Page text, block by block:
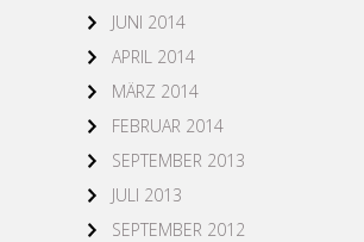
JUNI 2014
APRIL 2014
MÄRZ 2014
FEBRUAR 2014
SEPTEMBER 2013
JULI 2013
SEPTEMBER 2012